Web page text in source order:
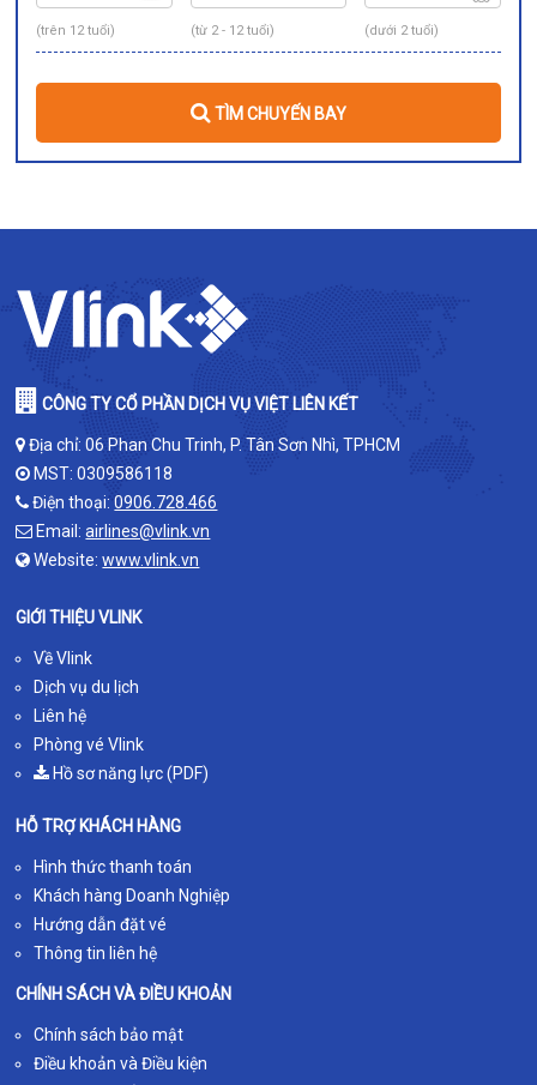
(trên 12 tuổi) (từ 2 - 12 tuổi) (dưới 2 tuổi)
TÌM CHUYẾN BAY
CÔNG TY CỔ PHẦN DỊCH VỤ VIỆT LIÊN KẾT
Địa chỉ: 06 Phan Chu Trinh, P. Tân Sơn Nhì, TPHCM
MST: 0309586118
Điện thoại:0906.728.466
Email:airlines@vlink.vn
Website:www.vlink.vn
GIỚI THIỆU VLINK
Về Vlink
Dịch vụ du lịch
Liên hệ
Phòng vé Vlink
Hồ sơ năng lực (PDF)
HỖ TRỢ KHÁCH HÀNG
Hình thức thanh toán
Khách hàng Doanh Nghiệp
Hướng dẫn đặt vé
Thông tin liên hệ
CHÍNH SÁCH VÀ ĐIỀU KHOẢN
Chính sách bảo mật
Điều khoản và Điều kiện